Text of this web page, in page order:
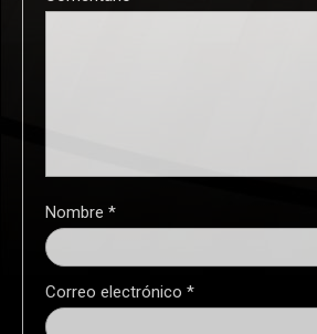
Nombre *
Correo electrónico *